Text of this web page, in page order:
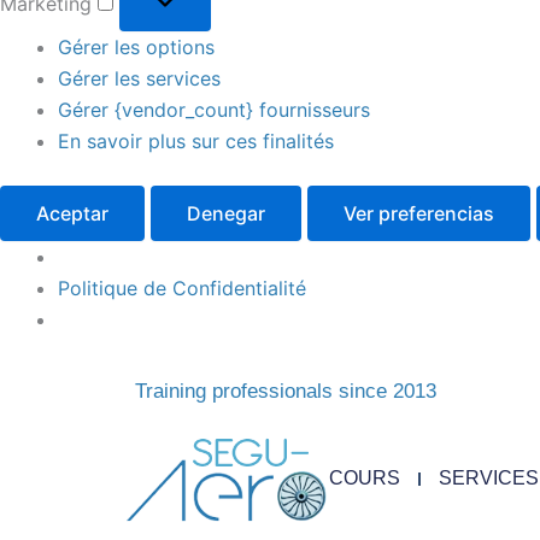
Gérer les options
Gérer les services
Gérer {vendor_count} fournisseurs
En savoir plus sur ces finalités
Aceptar Denegar Ver preferencias
Politique de Confidentialité
Training professionals since 2013
COURS SERVICES